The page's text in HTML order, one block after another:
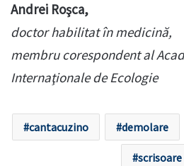
Andrei Roşca,
doctor habilitat în medicină,
membru corespondent al
Internaţionale de Ecologie
cantacuzino demolare
scrisoare